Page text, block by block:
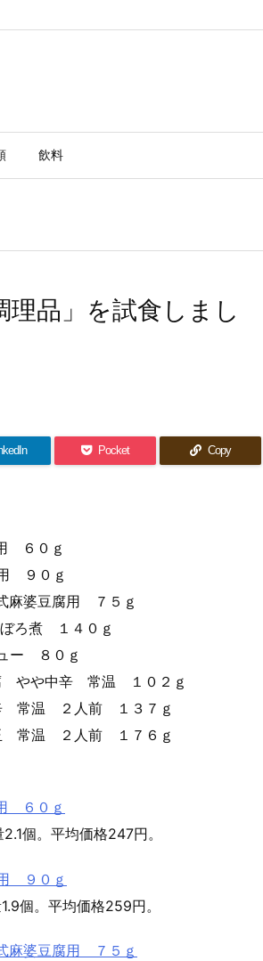
飲料
品」を試食しまし
Pocket Copy
６０ｇ
９０ｇ
婆豆腐用 ７５ｇ
ろ煮 １４０ｇ
ー ８０ｇ
やや中辛 常温 １０２ｇ
常温 ２人前 １３７ｇ
常温 ２人前 １７６ｇ
６０ｇ
個。平均価格247円。
９０ｇ
個。平均価格259円。
婆豆腐用 ７５ｇ